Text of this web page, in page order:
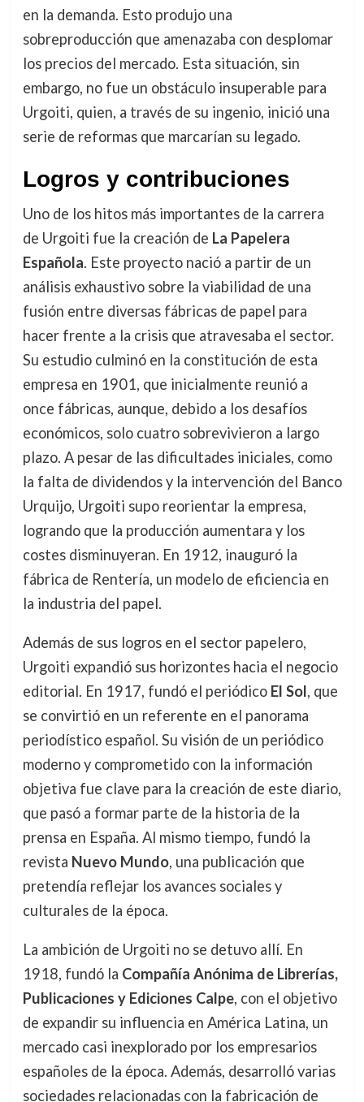
en la demanda. Esto produjo una
sobreproducción que amenazaba con desplomar
los precios del mercado. Esta situación, sin
embargo, no fue un obstáculo insuperable para
Urgoiti, quien, a través de su ingenio, inició una
serie de reformas que marcarían su legado.
Logros y contribuciones
Uno de los hitos más importantes de la carrera
de Urgoiti fue la creación de La Papelera
Española. Este proyecto nació a partir de un
análisis exhaustivo sobre la viabilidad de una
fusión entre diversas fábricas de papel para
hacer frente a la crisis que atravesaba el sector.
Su estudio culminó en la constitución de esta
empresa en 1901, que inicialmente reunió a
once fábricas, aunque, debido a los desafíos
económicos, solo cuatro sobrevivieron a largo
plazo. A pesar de las dificultades iniciales, como
la falta de dividendos y la intervención del Banco
Urquijo, Urgoiti supo reorientar la empresa,
logrando que la producción aumentara y los
costes disminuyeran. En 1912, inauguró la
fábrica de Rentería, un modelo de eficiencia en
la industria del papel.
Además de sus logros en el sector papelero,
Urgoiti expandió sus horizontes hacia el negocio
editorial. En 1917, fundó el periódico El Sol, que
se convirtió en un referente en el panorama
periodístico español. Su visión de un periódico
moderno y comprometido con la información
objetiva fue clave para la creación de este diario,
que pasó a formar parte de la historia de la
prensa en España. Al mismo tiempo, fundó la
revista Nuevo Mundo, una publicación que
pretendía reflejar los avances sociales y
culturales de la época.
La ambición de Urgoiti no se detuvo allí. En
1918, fundó la Compañía Anónima de Librerías,
Publicaciones y Ediciones Calpe, con el objetivo
de expandir su influencia en América Latina, un
mercado casi inexplorado por los empresarios
españoles de la época. Además, desarrolló varias
sociedades relacionadas con la fabricación de